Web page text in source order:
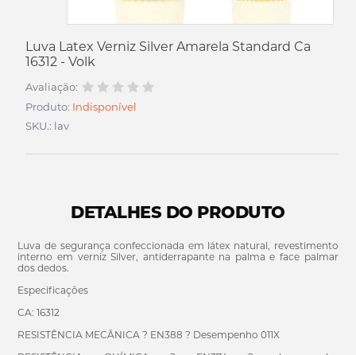
Luva Latex Verniz Silver Amarela Standard Ca
16312 - Volk
Avaliação:
Produto: Indisponível
SKU.: lav
DETALHES DO PRODUTO
Luva de segurança confeccionada em látex natural, revestimento
interno em verniz Silver, antiderrapante na palma e face palmar
dos dedos.
Especificações
CA: 16312
RESISTÊNCIA MECÂNICA ? EN388 ? Desempenho 011X